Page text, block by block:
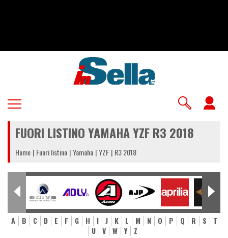
FUORI LISTINO YAMAHA YZF R3 2018
Home Fuori listino Yamaha YZF R3 2018
A B C D E F G H I J K L M N O P Q R S
T
U
V W Y Z